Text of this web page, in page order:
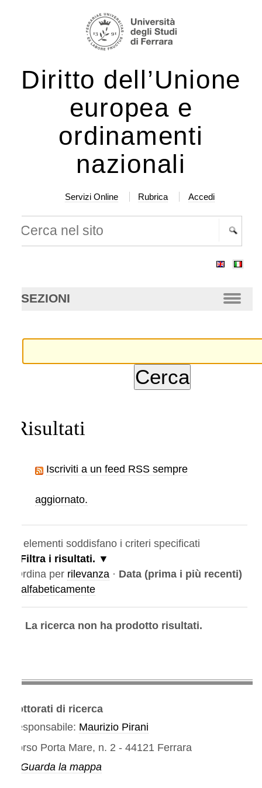
dell’Unione
europea e
ordinamenti
nazionali
Servizi Online Rubrica Accedi
Iscriviti a un feed RSS sempre
aggiornato.
soddisfano i criteri specificati
i risultati.
per rilevanza · Data (prima i più recenti)
La ricerca non ha prodotto risultati.
di ricerca
Maurizio Pirani
Porta Mare, n. 2 - 44121 Ferrara
la mappa